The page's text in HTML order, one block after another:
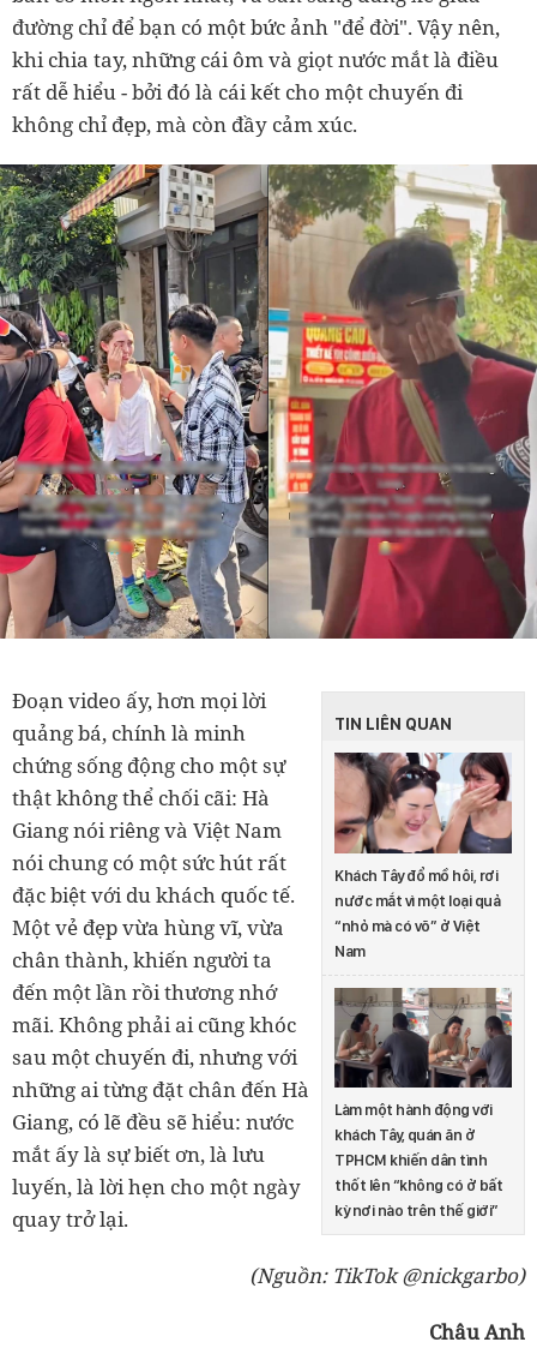
đường chỉ để bạn có một bức ảnh "để đời". Vậy nên,
khi chia tay, những cái ôm và giọt nước mắt là điều
rất dễ hiểu - bởi đó là cái kết cho một chuyến đi
không chỉ đẹp, mà còn đầy cảm xúc.
TIN LIÊN QUAN
Khách Tây đổ mồ hôi, rơi
nước mắt vì một loại quả
“nhỏ mà có võ” ở Việt
Nam
Làm một hành động với
khách Tây, quán ăn ở
TPHCM khiến dân tình
thốt lên “không có ở bất
kỳ nơi nào trên thế giới”
Đoạn video ấy, hơn mọi lời
quảng bá, chính là minh
chứng sống động cho một sự
thật không thể chối cãi: Hà
Giang nói riêng và Việt Nam
nói chung có một sức hút rất
đặc biệt với du khách quốc tế.
Một vẻ đẹp vừa hùng vĩ, vừa
chân thành, khiến người ta
đến một lần rồi thương nhớ
mãi. Không phải ai cũng khóc
sau một chuyến đi, nhưng với
những ai từng đặt chân đến Hà
Giang, có lẽ đều sẽ hiểu: nước
mắt ấy là sự biết ơn, là lưu
luyến, là lời hẹn cho một ngày
quay trở lại.
(Nguồn: TikTok @nickgarbo)
Châu Anh